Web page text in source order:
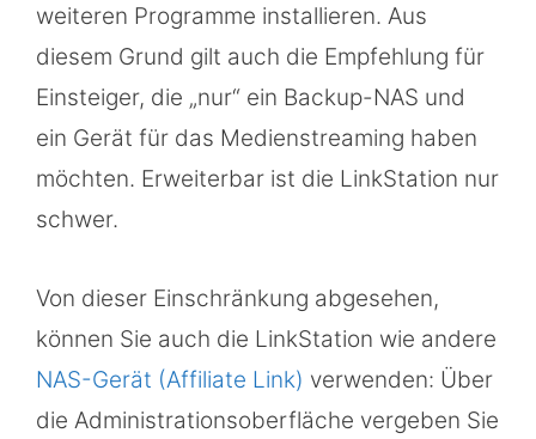
weiteren Programme installieren. Aus
diesem Grund gilt auch die Empfehlung für
Einsteiger, die „nur“ ein Backup-NAS und
ein Gerät für das Medienstreaming haben
möchten. Erweiterbar ist die LinkStation nur
schwer.
Von dieser Einschränkung abgesehen,
können Sie auch die LinkStation wie andere
NAS-Gerät (Affiliate Link) verwenden: Über
die Administrationsoberfläche vergeben Sie